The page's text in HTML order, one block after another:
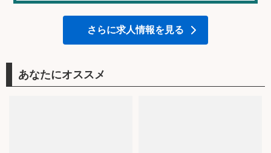
さらに求人情報を見る
あなたにオススメ